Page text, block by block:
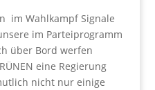
im Wahlkampf Signale
im Parteiprogramm
über Bord werfen
eine Regierung
nicht nur einige